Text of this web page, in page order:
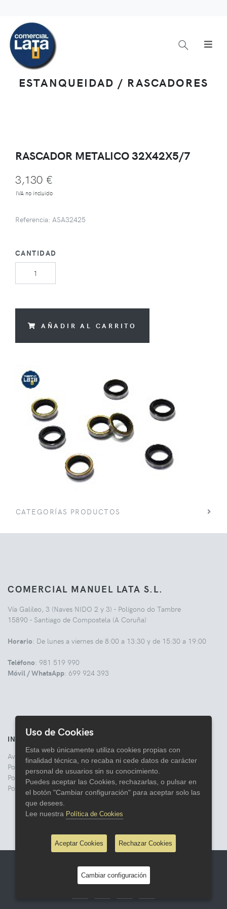
ESTANQUEIDAD / RASCADORES
RASCADOR METALICO 32X42X5/7
3,130 €
IVA no incluido
Referencia: ASA32425
CANTIDAD
AÑADIR AL CARRITO
CATEGORÍAS PRODUCTOS
COMERCIAL MANUEL LATA S.L.
Vía Galileo, 3 (Naves NIDO 2 y 3) - Polígono do Tambre
15890 - Santiago de Compostela (A Coruña)
Horario: De lunes a viernes de 8:00 a 13:30 y de 15:30 a 19:00
Teléfono: 981 519 990
Móvil / WhatsApp: 699 924 393
INFORMACIÓN
Aviso legal
Politica de Privacidad
Política de Cookies
Política de Devoluciones
© 2026 Comercial Lata
Uso de Cookies
Esta web únicamente utiliza cookies propias con
finalidad técnica, no recaba ni cede datos de carácter
personal de usuarios sin su conocimiento.
Puedes aceptar las Cookies, rechazarlas, o pulsar en
el botón "Cambiar configuración" para aceptar solo las
que desees.
Lee nuestra Política de Cookies
Aceptar Cookies Rechazar Cookies
Cambiar configuración